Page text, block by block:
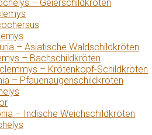
– Geierschildkröten
– Asiatische Waldschildkröten
– Bachschildkröten
– Krötenkopf-Schildkröten
– Pfauenaugenschildkröten
– Indische Weichschildkröten